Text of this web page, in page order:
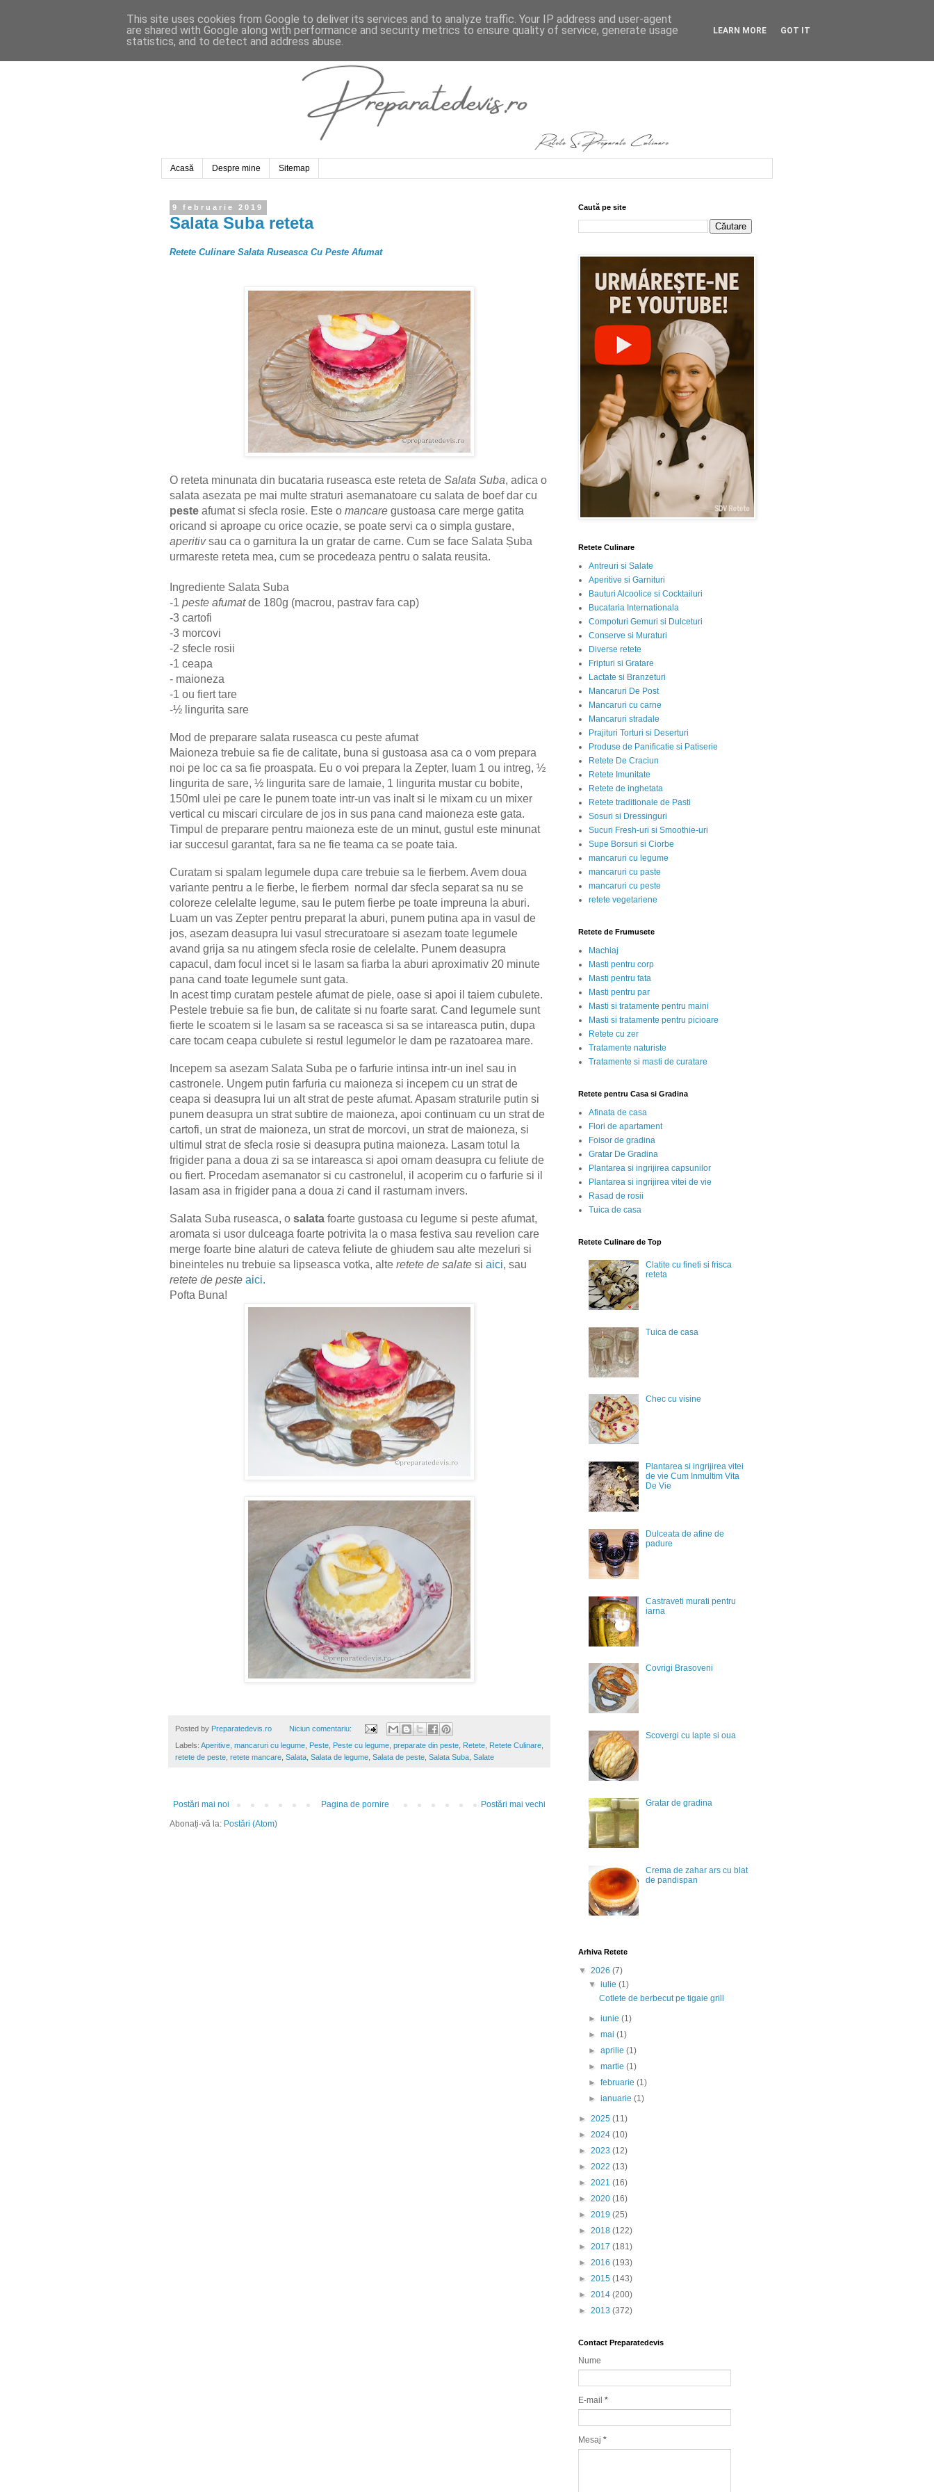
Acasă Despre mine Sitemap
9 februarie 2019
Salata Suba reteta
Retete Culinare Salata Ruseasca Cu Peste Afumat
O reteta minunata din bucataria ruseasca este reteta de Salata Suba, adica o
salata asezata pe mai multe straturi asemanatoare cu salata de boef dar cu
peste afumat si sfecla rosie. Este o mancare gustoasa care merge gatita
oricand si aproape cu orice ocazie, se poate servi ca o simpla gustare,
aperitivsau ca o garnitura la un gratar de carne. Cum se face Salata Șuba
urmareste reteta mea, cum se procedeaza pentru o salata reusita.
Ingrediente Salata Suba
-1 peste afumatde 180g (macrou, pastrav fara cap)
-3 cartofi
-3 morcovi
-2 sfecle rosii
-1 ceapa
- maioneza
-1 ou fiert tare
-½ lingurita sare
Mod de preparare salata ruseasca cu peste afumat
Maioneza trebuie sa fie de calitate, buna si gustoasa asa ca o vom prepara
noi pe loc ca sa fie proaspata. Eu o voi prepara la Zepter, luam 1 ou intreg, ½
lingurita de sare, ½ lingurita sare de lamaie, 1 lingurita mustar cu bobite,
150ml ulei pe care le punem toate intr-un vas inalt si le mixam cu un mixer
vertical cu miscari circulare de jos in sus pana cand maioneza este gata.
Timpul de preparare pentru maioneza este de un minut, gustul este minunat
iar succesul garantat, fara sa ne fie teama ca se poate taia.
Curatam si spalam legumele dupa care trebuie sa le fierbem. Avem doua
variante pentru a le fierbe, le fierbem normal dar sfecla separat sa nu se
coloreze celelalte legume, sau le putem fierbe pe toate impreuna la aburi.
Luam un vas Zepter pentru preparat la aburi, punem putina apa in vasul de
jos, asezam deasupra lui vasul strecuratoare si asezam toate legumele
avand grija sa nu atingem sfecla rosie de celelalte. Punem deasupra
capacul, dam focul incet si le lasam sa fiarba la aburi aproximativ 20 minute
pana cand toate legumele sunt gata.
In acest timp curatam pestele afumat de piele, oase si apoi il taiem cubulete.
Pestele trebuie sa fie bun, de calitate si nu foarte sarat. Cand legumele sunt
fierte le scoatem si le lasam sa se raceasca si sa se intareasca putin, dupa
care tocam ceapa cubulete si restul legumelor le dam pe razatoarea mare.
Incepem sa asezam Salata Suba pe o farfurie intinsa intr-un inel sau in
castronele. Ungem putin farfuria cu maioneza si incepem cu un strat de
ceapa si deasupra lui un alt strat de peste afumat. Apasam straturile putin si
punem deasupra un strat subtire de maioneza, apoi continuam cu un strat de
cartofi, un strat de maioneza, un strat de morcovi, un strat de maioneza, si
ultimul strat de sfecla rosie si deasupra putina maioneza. Lasam totul la
frigider pana a doua zi sa se intareasca si apoi ornam deasupra cu feliute de
ou fiert. Procedam asemanator si cu castronelul, il acoperim cu o farfurie si il
lasam asa in frigider pana a doua zi cand il rasturnam invers.
Salata Suba ruseasca, o salata foarte gustoasa cu legume si peste afumat,
aromata si usor dulceaga foarte potrivita la o masa festiva sau revelion care
merge foarte bine alaturi de cateva feliute de ghiudem sau alte mezeluri si
bineinteles nu trebuie sa lipseasca votka, alte retete de salate si aici, sau
retete de peste aici.
Pofta Buna!
Posted by Preparatedevis.ro Niciun comentariu:
Labels: Aperitive mancaruri cu legume Peste Peste cu legume preparate din peste Retete Retete Culinare
retete de peste retete mancare Salata Salata de legume Salata de peste Salata Suba Salate
Postări mai noi Postări mai vechi
Pagina de pornire
Abonați-vă la: Postări (Atom)
Caută pe site
Retete Culinare
Antreuri si Salate
Aperitive si Garnituri
Bauturi Alcoolice si Cocktailuri
Bucataria Internationala
Compoturi Gemuri si Dulceturi
Conserve si Muraturi
Diverse retete
Fripturi si Gratare
Lactate si Branzeturi
Mancaruri De Post
Mancaruri cu carne
Mancaruri stradale
Prajituri Torturi si Deserturi
Produse de Panificatie si Patiserie
Retete De Craciun
Retete Imunitate
Retete de inghetata
Retete traditionale de Pasti
Sosuri si Dressinguri
Sucuri Fresh-uri si Smoothie-uri
Supe Borsuri si Ciorbe
mancaruri cu legume
mancaruri cu paste
mancaruri cu peste
retete vegetariene
Retete de Frumusete
Machiaj
Masti pentru corp
Masti pentru fata
Masti pentru par
Masti si tratamente pentru maini
Masti si tratamente pentru picioare
Retete cu zer
Tratamente naturiste
Tratamente si masti de curatare
Retete pentru Casa si Gradina
Afinata de casa
Flori de apartament
Foisor de gradina
Gratar De Gradina
Plantarea si ingrijirea capsunilor
Plantarea si ingrijirea vitei de vie
Rasad de rosii
Tuica de casa
Retete Culinare de Top
Clatite cu fineti si frisca
reteta
Tuica de casa
Chec cu visine
Plantarea si ingrijirea vitei
de vie Cum Inmultim Vita
De Vie
Dulceata de afine de
padure
Castraveti murati pentru
iarna
Covrigi Brasoveni
Scovergi cu lapte si oua
Gratar de gradina
Crema de zahar ars cu blat
de pandispan
Arhiva Retete
▼ 2026 (7)
▼iulie(1)
Cotlete de berbecut pe tigaie grill
►iunie(1)
►mai(1)
►aprilie(1)
►martie(1)
►februarie(1)
►ianuarie(1)
► 2025 (11)
► 2024 (10)
► 2023 (12)
► 2022 (13)
► 2021 (16)
► 2020 (16)
► 2019 (25)
► 2018 (122)
► 2017 (181)
► 2016 (193)
► 2015 (143)
► 2014 (200)
► 2013 (372)
Contact Preparatedevis
Nume
E-mail *
Mesaj *
This site uses cookies from Google to deliver its services and to analyze traffic. Your IP address and user-agent
are shared with Google along with performance and security metrics to ensure quality of service, generate usage
statistics, and to detect and address abuse.
LEARN MORE GOT IT